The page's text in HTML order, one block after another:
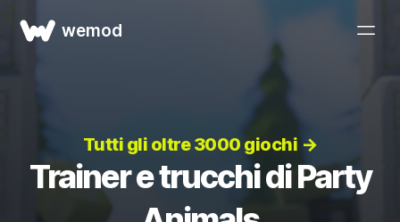
wemod
Tutti gli oltre 3000 giochi →
Trainer e trucchi di Party